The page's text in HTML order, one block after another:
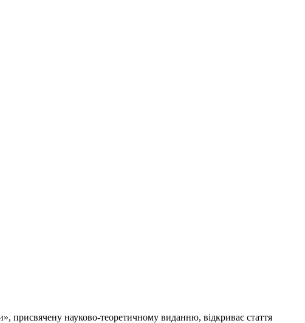
присвячену науково-теоретичному виданню, відкриває стаття